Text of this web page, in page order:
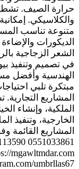
حرارة الصيف.
والكلاسيكي.
متنوعة تناسب
الديكورات
الشعر الزجاجية
في تصميم وتنفيذ
الهندسية وأفضل
مبتكرة تلبي
المشاريع
الملكية، وإنشاء
الخارجية، وتنفيذ
المشاريع القائمة
umbrllas67/